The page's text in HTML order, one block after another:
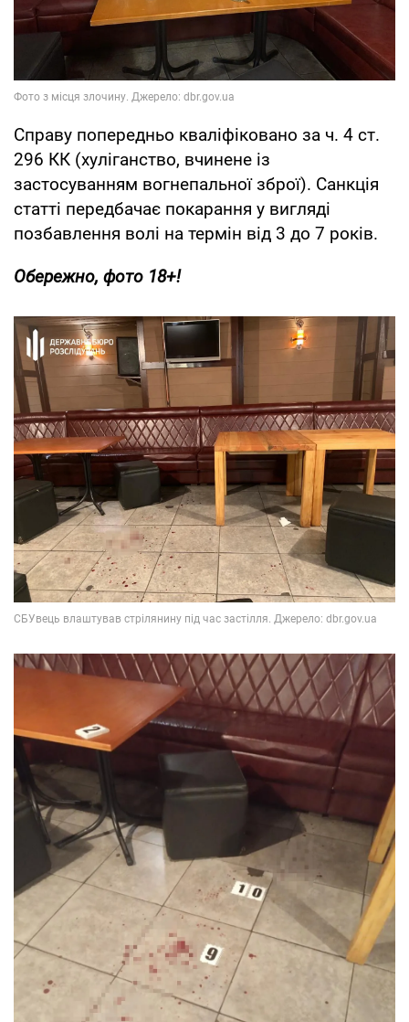
Справу попередньо кваліфіковано за ч. 4 ст.
296 КК (хуліганство, вчинене із
застосуванням вогнепальної зброї). Санкція
статті передбачає покарання у вигляді
позбавлення волі на термін від 3 до 7 років.
Обережно, фото 18+!